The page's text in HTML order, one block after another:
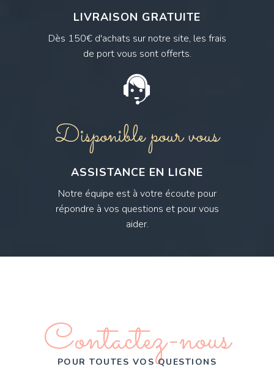
LIVRAISON GRATUITE
Dès 150€ d'achats sur notre site, les frais
de port vous sont offerts.
Disponible pour vous
ASSISTANCE EN LIGNE
Notre équipe est à votre écoute pour
répondre à vos questions et pour vous
aider.
Contactez-nous
POUR TOUTES VOS QUESTIONS